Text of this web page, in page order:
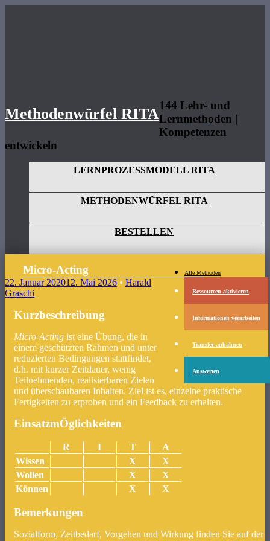
Methodenwürfel RITA144 Lehr- und
Lernmethoden |
Kompetenzen
entwickeln
LERNPROZESSMODELL RITA
METHODENWÜRFEL RITA
BESTELLEN
Menü
Zum Inhalt springen
Alle Methoden
Ressourcen aktivieren
Informationen verarbeiten
Transfer anbahnen
Auswerten
Micro-Acting
22. Januar 202012. Mai 2026 • Harald
Graschi
Kurzbeschreibung
Micro-Acting ist eine Übung, die in
einem geschützten Rahmen und unter
reduzierten Bedingungen stattfindet,
d.h. mit kurzer Zeitdauer, wenig
Teilnehmenden, realisierbaren Zielen
und überschaubaren Inhalten. Ziel ist es, einzelne praktische
Fertigkeiten zu erproben und ein Feedback zu erhalten.
EinsatzmÖglichkeiten
R I T
A
Wissen
X
X
Wollen
X
X
Können
X X
Bemerkungen
Sozialform, Zeitbedarf, Vorgehen und Wirkung finden Sie auf der